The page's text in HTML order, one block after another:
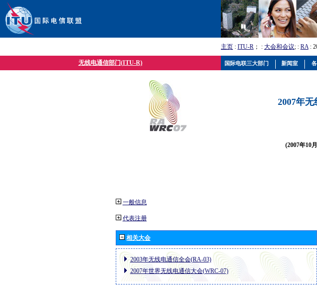
主页 : ITU-R ； : 大会和会议; : RA:
无线电通信部门(ITU-R)
2007年
(2007年10
一般信息
代表注册
相关大会
2003年无线电通信全会(RA-03)
2007年世界无线电通信大会(WRC-07)
国际电联三大部门 新闻室